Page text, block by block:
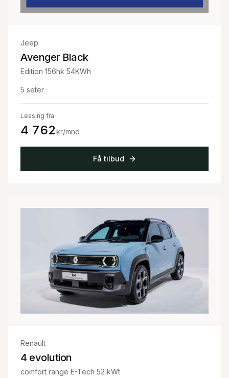
Jeep
Avenger Black
Edition 156hk 54KWh
5 seter
Leasing fra
4 762kr/mnd
Få tilbud
Renault
4 evolution
comfort range E-Tech 52 kWt